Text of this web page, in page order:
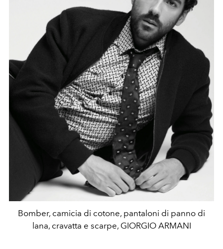
Bomber, camicia di cotone, pantaloni di panno di
lana, cravatta e scarpe, GIORGIO ARMANI